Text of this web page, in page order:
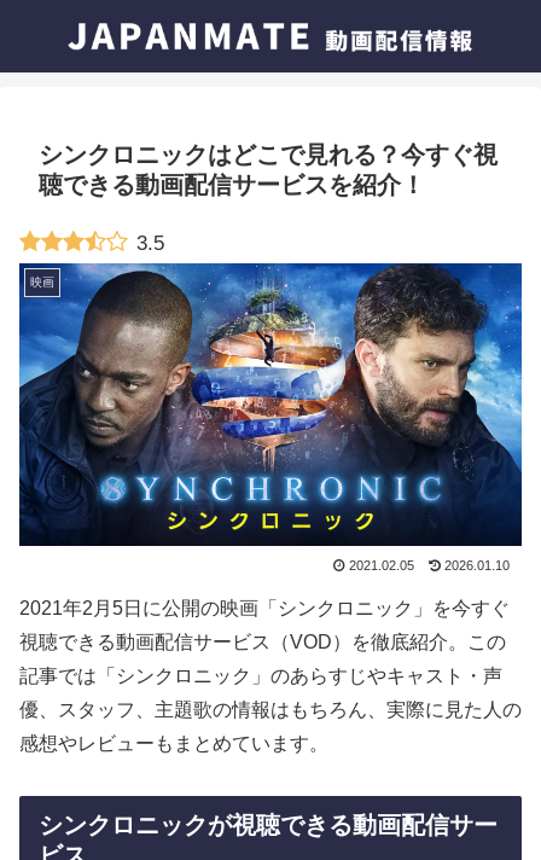
シンクロニックはどこで見れる？今すぐ視
聴できる動画配信サービスを紹介！
3.5
映画
2021.02.05 2026.01.10
2021年2月5日に公開の映画「シンクロニック」を今すぐ
視聴できる動画配信サービス（VOD）を徹底紹介。この
記事では「シンクロニック」のあらすじやキャスト・声
優、スタッフ、主題歌の情報はもちろん、実際に見た人の
感想やレビューもまとめています。
シンクロニックが視聴できる動画配信サー